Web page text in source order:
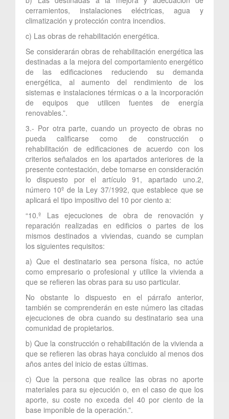
cerramientos, instalaciones eléctricas, agua y
climatización y protección contra incendios.
c) Las obras de rehabilitación energética.
Se considerarán obras de rehabilitación energética las
destinadas a la mejora del comportamiento energético
de las edificaciones reduciendo su demanda
energética, al aumento del rendimiento de los
sistemas e instalaciones térmicas o a la incorporación
de equipos que utilicen fuentes de energía
renovables.”.
3.- Por otra parte, cuando un proyecto de obras no
pueda calificarse como de construcción o
rehabilitación de edificaciones de acuerdo con los
criterios señalados en los apartados anteriores de la
presente contestación, debe tomarse en consideración
lo dispuesto por el artículo 91, apartado uno.2,
número 10º de la Ley 37/1992, que establece que se
aplicará el tipo impositivo del 10 por ciento a:
“10.º Las ejecuciones de obra de renovación y
reparación realizadas en edificios o partes de los
mismos destinados a viviendas, cuando se cumplan
los siguientes requisitos:
a) Que el destinatario sea persona física, no actúe
como empresario o profesional y utilice la vivienda a
que se refieren las obras para su uso particular.
No obstante lo dispuesto en el párrafo anterior,
también se comprenderán en este número las citadas
ejecuciones de obra cuando su destinatario sea una
comunidad de propietarios.
b) Que la construcción o rehabilitación de la vivienda a
que se refieren las obras haya concluido al menos dos
años antes del inicio de estas últimas.
c) Que la persona que realice las obras no aporte
materiales para su ejecución o, en el caso de que los
aporte, su coste no exceda del 40 por ciento de la
base imponible de la operación.”.